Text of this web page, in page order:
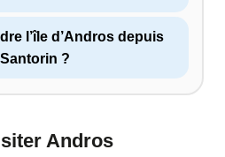
l’île d’Andros depuis
?
Andros